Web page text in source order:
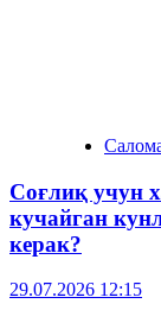
Соғлиқ учун
кучайган
керак?
29.07.2026 12:15